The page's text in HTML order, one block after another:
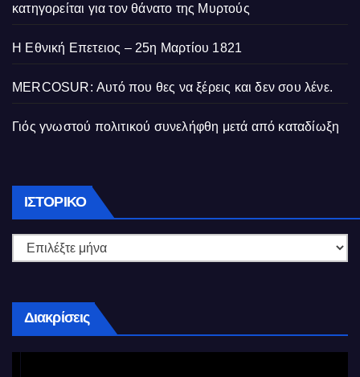
κατηγορείται για τον θάνατο της Μυρτούς
Η Εθνική Επετειος – 25η Μαρτίου 1821
MERCOSUR: Αυτό που θες να ξέρεις και δεν σου λένε.
Γιός γνωστού πολιτικού συνελήφθη μετά από καταδίωξη
ΙΣΤΟΡΙΚΌ Ιστορικό
Διακρίσεις